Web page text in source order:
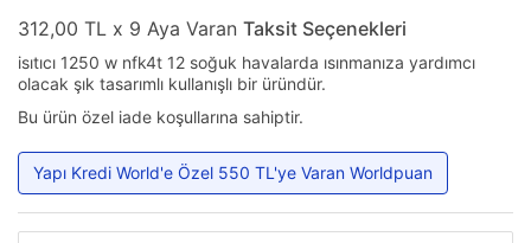
312,00 TL x 9 Aya Varan Taksit Seçenekleri
isıtıcı 1250 w nfk4t 12 soğuk havalarda ısınmanıza yardımcı
olacak şık tasarımlı kullanışlı bir üründür.
Bu ürün özel iade koşullarına sahiptir.
Yapı Kredi World'e Özel 550 TL'ye Varan Worldpuan